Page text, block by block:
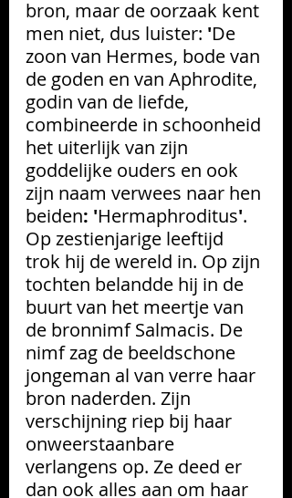
bron, maar de oorzaak kent
men niet, dus luister: 'De
zoon van Hermes, bode van
de goden en van Aphrodite,
godin van de liefde,
combineerde in schoonheid
het uiterlijk van zijn
goddelijke ouders en ook
zijn naam verwees naar hen
beiden: 'Hermaphroditus'.
Op zestienjarige leeftijd
trok hij de wereld in. Op zijn
tochten belandde hij in de
buurt van het meertje van
de bronnimf Salmacis. De
nimf zag de beeldschone
jongeman al van verre haar
bron naderden. Zijn
verschijning riep bij haar
onweerstaanbare
verlangens op. Ze deed er
dan ook alles aan om haar